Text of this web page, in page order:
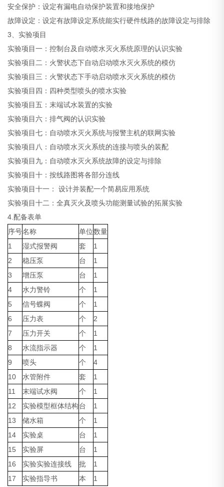
安全保护：设定有漏电自动保护装置和接地保护
故障设定：设定有故障设定系统能实行硬件线路的故障设定与排除
3、实验项目
实验项目一：控制台及自动喷水灭火系统原理的认识实验
实验项目二：火警状态下自动启动喷水灭火系统的模仿
实验项目三：火警状态下手动启动喷水灭火系统的模仿
实验项目四：四种类型喷头的喷水实验
实验项目五：末端试水装置的实验
实验项目六：排气阀的认识实验
实验项目七：自动喷水灭火系统与报警主机的联网实验
实验项目八：自动喷水灭火系统的连接与喷头的装配
实验项目九：自动喷水灭火系统故障的设定与排除
实验项目十：按线路图将各部分连线
实验项目十一： 设计并装配一个简易应用系统
实验项目十二：全真灭火及喷头功能测量试验的拓展实验
4.配备表单
序号名称 单位数量
1
湿式报警阀 套
1
2
稳压泵 台
1
3
增压泵 台
1
4
水力警铃 个
1
5
信号蝶阀 个
1
6
压力表 个
2
7
压力开关 个
1
8
水流指示器 个
1
9
喷头 个
4
10
水管附件 套
1
11
末端试水阀 个
1
12
实验模型框体结构台
1
13
储水箱 个
1
14
实验桌 台
1
15
实验屏 台
1
16
实验实验连接线 批
1
17
实验指导书 本 1